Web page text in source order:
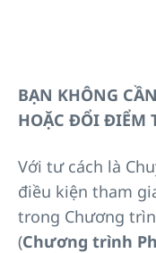
BẠN KHÔNG
HOẶC ĐỔI ĐIỂM
Với tư cách là
điều kiện tham
trong Chương
(Chương trình